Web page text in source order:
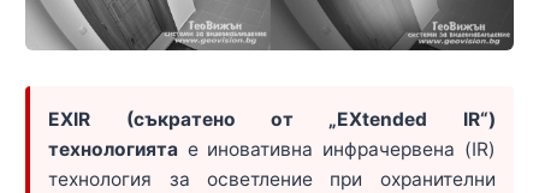
EXIR (съкратено от „EXtended IR“)
технологията е иновативна инфрачервена (IR)
технология за осветление при охранителни